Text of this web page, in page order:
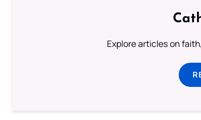
Explore articles on